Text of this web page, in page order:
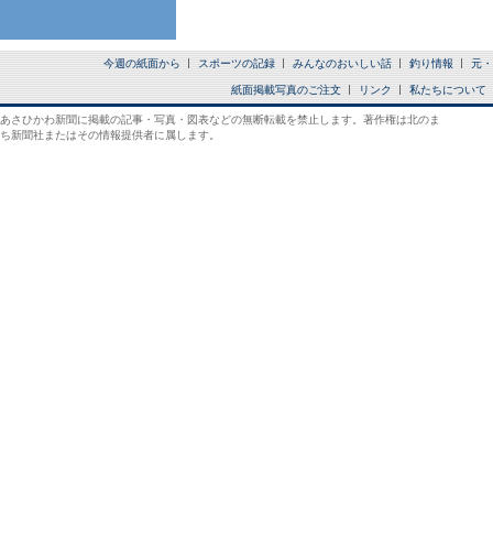
今週の紙面から スポーツの記録 みんなのおいしい話 釣り情報 元
紙面掲載写真のご注文 リンク 私たちについて
あさひかわ新聞に掲載の記事・写真・図表などの無断転載を禁止します。著作権は北のま
ち新聞社またはその情報提供者に属します。